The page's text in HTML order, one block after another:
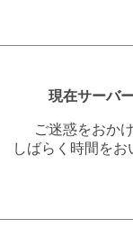
現在サーバ
ご迷惑をおか
しばらく時間を